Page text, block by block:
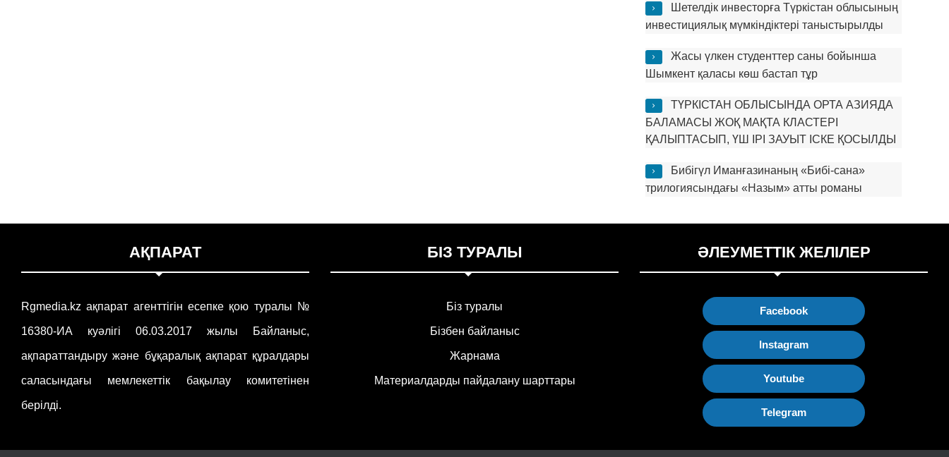
Шетелдік инвесторға Түркістан облысының
инвестициялық мүмкіндіктері таныстырылды
Жасы үлкен студенттер саны бойынша
Шымкент қаласы көш бастап тұр
ТҮРКІСТАН ОБЛЫСЫНДА ОРТА АЗИЯДА
БАЛАМАСЫ ЖОҚ МАҚТА КЛАСТЕРІ
ҚАЛЫПТАСЫП, ҮШ ІРІ ЗАУЫТ ІСКЕ ҚОСЫЛДЫ
Бибігүл Иманғазинаның «Бибі-сана»
трилогиясындағы «Назым» атты романы
АҚПАРАТ
Rgmedia.kz ақпарат агенттігін есепке қою туралы №
16380-ИА куәлігі 06.03.2017 жылы Байланыс,
ақпараттандыру және бұқаралық ақпарат құралдары
саласындағы мемлекеттік бақылау комитетінен
берілді.
БІЗ ТУРАЛЫ
Біз туралы
Бізбен байланыс
Жарнама
Материалдарды пайдалану шарттары
ӘЛЕУМЕТТІК ЖЕЛІЛЕР
Facebook
Instagram
Youtube
Telegram